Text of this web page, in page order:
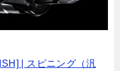
| スピニング（汎